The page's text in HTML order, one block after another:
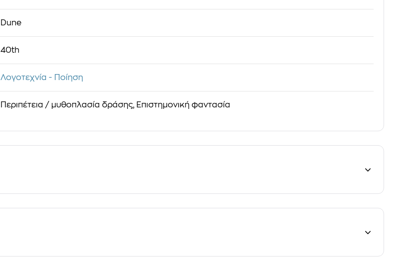
Dune
40th
Λογοτεχνία - Ποίηση
Περιπέτεια / μυθοπλασία δράσης, Επιστημονική φαντασία